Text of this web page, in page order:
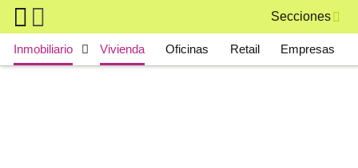
Skip to main content
Secciones
Main navigation
Inmobiliario Vivienda Oficinas Retail Empresas